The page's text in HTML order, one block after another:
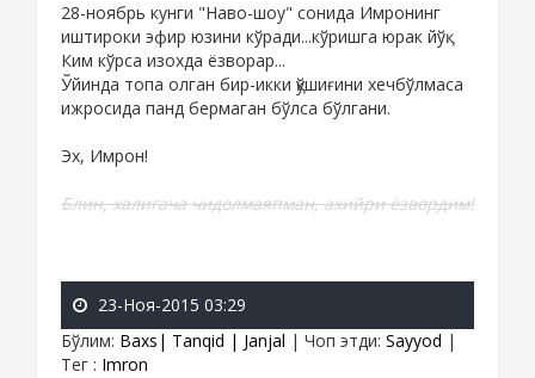
28-ноябрь кунги "Наво-шоу" сонида Имронинг
иштироки эфир юзини кўради...кўришга юрак йўқ.
Ким кўрса изохда ёзворар...
Ўйинда топа олган бир-икки қўшиғини хечбўлмаса
ижросида панд бермаган бўлса бўлгани.
Эх, Имрон!
Блин, халигача чидолмаяпман, ахийри ёзвордим!
23-Ноя-2015 03:29
Бўлим: Baxs| Tanqid | Janjal | Чоп этди: Sayyod |
Тег : Imron